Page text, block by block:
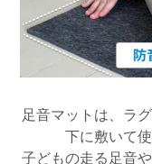
足音マットは、ラ
下に敷いて
子どもの走る足音